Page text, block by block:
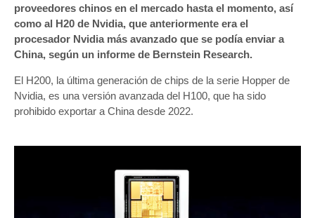
proveedores chinos en el mercado hasta el momento, así
como al H20 de Nvidia, que anteriormente era el
procesador Nvidia más avanzado que se podía enviar a
China, según un informe de Bernstein Research.
El H200, la última generación de chips de la serie Hopper de
Nvidia, es una versión avanzada del H100, que ha sido
prohibido exportar a China desde 2022.